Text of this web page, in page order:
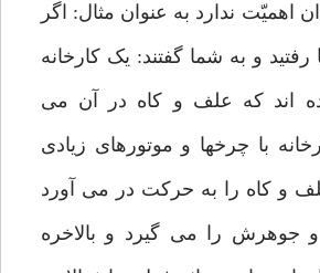
اهمیّت ندارد به عنوان مثال: اگر
رفتید و به شما گفتند: یک کارخانه
اند که علف و کاه در آن می
با چرخها و موتورهای زیادی
و کاه را به حرکت در می آورد
جوهرش را می گیرد و بالاخره